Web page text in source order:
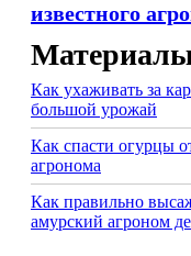
известного
Как ухаживать за
большой урожай
Как спасти огурцы
агронома
Как правильно
амурский агроном